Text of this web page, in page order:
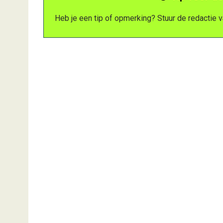
Heb je een tip of opmerking? Stuur de redactie